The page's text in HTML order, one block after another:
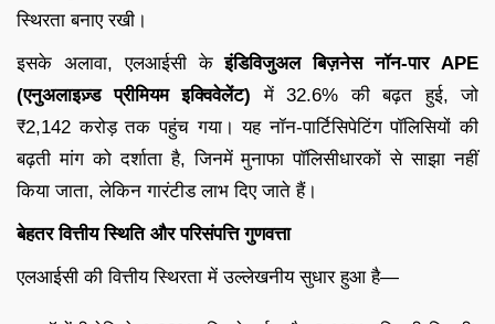
स्थिरता बनाए रखी।
इसके अलावा, एलआईसी केइंडिविजुअल बिज़नेस नॉन-पार APE
(एनुअलाइज़्ड प्रीमियम इक्विवेलेंट) में 32.6% की बढ़त हुई, जो
₹2,142 करोड़ तक पहुंच गया। यह नॉन-पार्टिसिपेटिंग पॉलिसियों की
बढ़ती मांग को दर्शाता है, जिनमें मुनाफा पॉलिसीधारकों से साझा नहीं
किया जाता, लेकिन गारंटीड लाभ दिए जाते हैं।
बेहतर वित्तीय स्थिति और परिसंपत्ति गुणवत्ता
एलआईसी की वित्तीय स्थिरता में उल्लेखनीय सुधार हुआ है—